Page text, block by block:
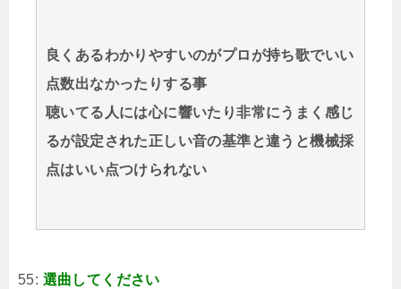
良くあるわかりやすいのがプロが持ち歌でいい
点数出なかったりする事
聴いてる人には心に響いたり非常にうまく感じ
るが設定された正しい音の基準と違うと機械採
点はいい点つけられない
55: 選曲してください